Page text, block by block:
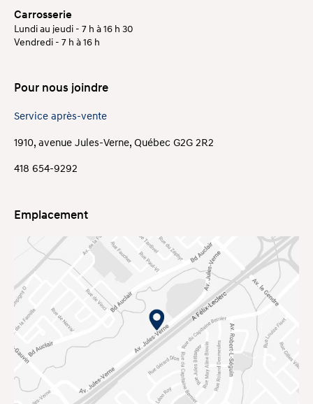
Carrosserie
Lundi au jeudi - 7 h à 16 h 30
Vendredi - 7 h à 16 h
Pour nous joindre
Service après-vente
1910, avenue Jules-Verne, Québec G2G 2R2
418 654-9292
Emplacement